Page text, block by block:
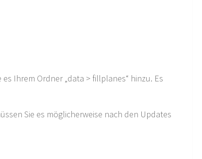
Ihrem Ordner „data > fillplanes“ hinzu. Es
Sie es möglicherweise nach den Updates